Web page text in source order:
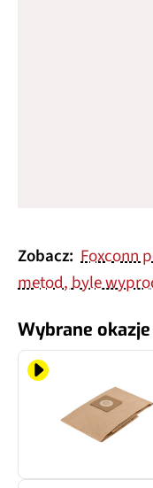
Zobacz: Foxconn
metod, byle
Wybrane